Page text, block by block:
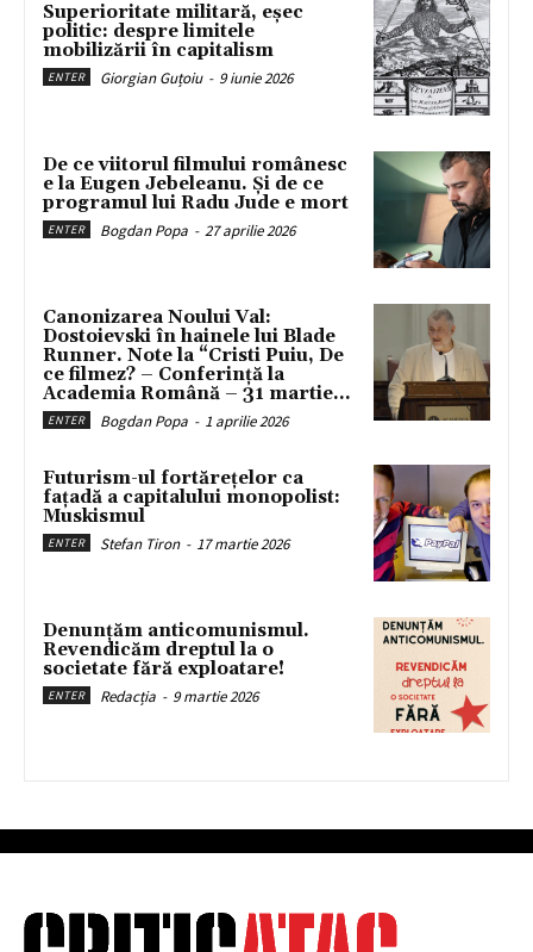
Superioritate militară, eșec
politic: despre limitele
mobilizării în capitalism
ENTER Giorgian Guțoiu - 9 iunie 2026
De ce viitorul filmului românesc
e la Eugen Jebeleanu. Și de ce
programul lui Radu Jude e mort
ENTER Bogdan Popa - 27 aprilie 2026
Canonizarea Noului Val:
Dostoievski în hainele lui Blade
Runner. Note la “Cristi Puiu, De
ce filmez? – Conferință la
Academia Română – 31 martie...
ENTER Bogdan Popa - 1 aprilie 2026
Futurism-ul fortărețelor ca
fațadă a capitalului monopolist:
Muskismul
ENTER Stefan Tiron - 17 martie 2026
Denunțăm anticomunismul.
Revendicăm dreptul la o
societate fără exploatare!
ENTER Redacția - 9 martie 2026